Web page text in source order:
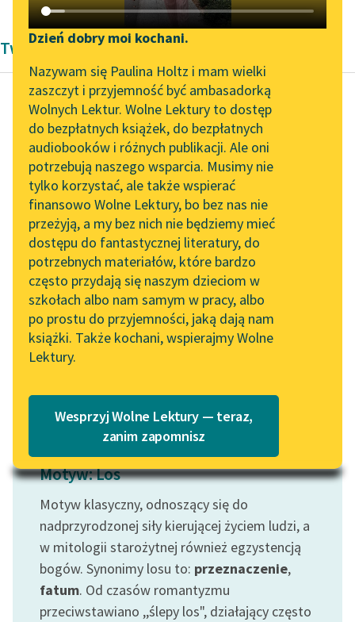
Katalog DAISY
Podkasty o książkach
Zgłoś brak utworu
Aktualności
„Prokurator Alicja Horn”
do słuchania
Byliśmy częścią AI Impact
Lab
Zapraszamy na spotkanie
online z tłumaczkami
literatury skandynawskiej
Spotkanie z Katarzyną
Tunkiel w Oslo
102. lata temu zmarł
Joseph Conrad
Lektury szkolne i klasyka
literatury do słuchania dla
uczennic i uczniów z
E-kolekcja lektur
szkolnych i literatury do
słuchania dla uczennic i
uczniów z
niepełnosprawnościami
Narzędzia
Mapa Wolnych Lektur
Leśmianator
Przewodnik dla piszących i
czytających
API
OAI-PMH
Widget Wolnych Lektur
Przypisy
Katalog w formacie PDF
Dzień dobry moi kochani.
Nazywam się Paulina Holtz i mam wielki
zaszczyt i przyjemność być ambasadorką
Wolnych Lektur. Wolne Lektury to dostęp
do bezpłatnych książek, do bezpłatnych
audiobooków i różnych publikacji. Ale oni
potrzebują naszego wsparcia. Musimy nie
tylko korzystać, ale także wspierać
finansowo Wolne Lektury, bo bez nas nie
przeżyją, a my bez nich nie będziemy mieć
dostępu do fantastycznej literatury, do
potrzebnych materiałów, które bardzo
często przydają się naszym dzieciom w
szkołach albo nam samym w pracy, albo
po prostu do przyjemności, jaką dają nam
książki. Także kochani, wspierajmy Wolne
Lektury.
Wesprzyj Wolne Lektury — teraz,
zanim zapomnisz
Twórczość Andrzeja Kijowskiego
Andrzej Kijowski
Listopadowy
wieczór
Machiavelli:
„Porównuję go [Los —
przyp. A.K.] do rwącej
rzeki, która gdy się
rozgniewa…”.
Napoleon...
Motyw: Los
Motyw klasyczny, odnoszący się do
nadprzyrodzonej siły kierującej życiem ludzi, a
w mitologii starożytnej również egzystencją
bogów. Synonimy losu to: przeznaczenie,
fatum. Od czasów romantyzmu
przeciwstawiano ,,ślepy los", działający często